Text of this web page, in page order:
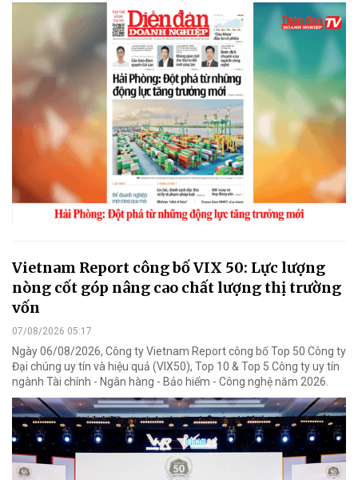
Vietnam Report công bố VIX 50: Lực lượng
nòng cốt góp nâng cao chất lượng thị trường
vốn
07/08/2026 05:17
Ngày 06/08/2026, Công ty Vietnam Report công bố Top 50 Công ty
Đại chúng uy tín và hiệu quả (VIX50), Top 10 & Top 5 Công ty uy tín
ngành Tài chính - Ngân hàng - Bảo hiểm - Công nghệ năm 2026.